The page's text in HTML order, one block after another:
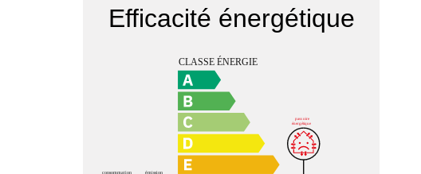
Efficacité énergétique